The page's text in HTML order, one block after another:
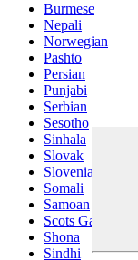
Burmese
Nepali
Norwegian
Pashto
Persian
Punjabi
Serbian
Sesotho
Sinhala
Slovak
Slovenian
Somali
Samoan
Scots Gaelic
Shona
Sindhi